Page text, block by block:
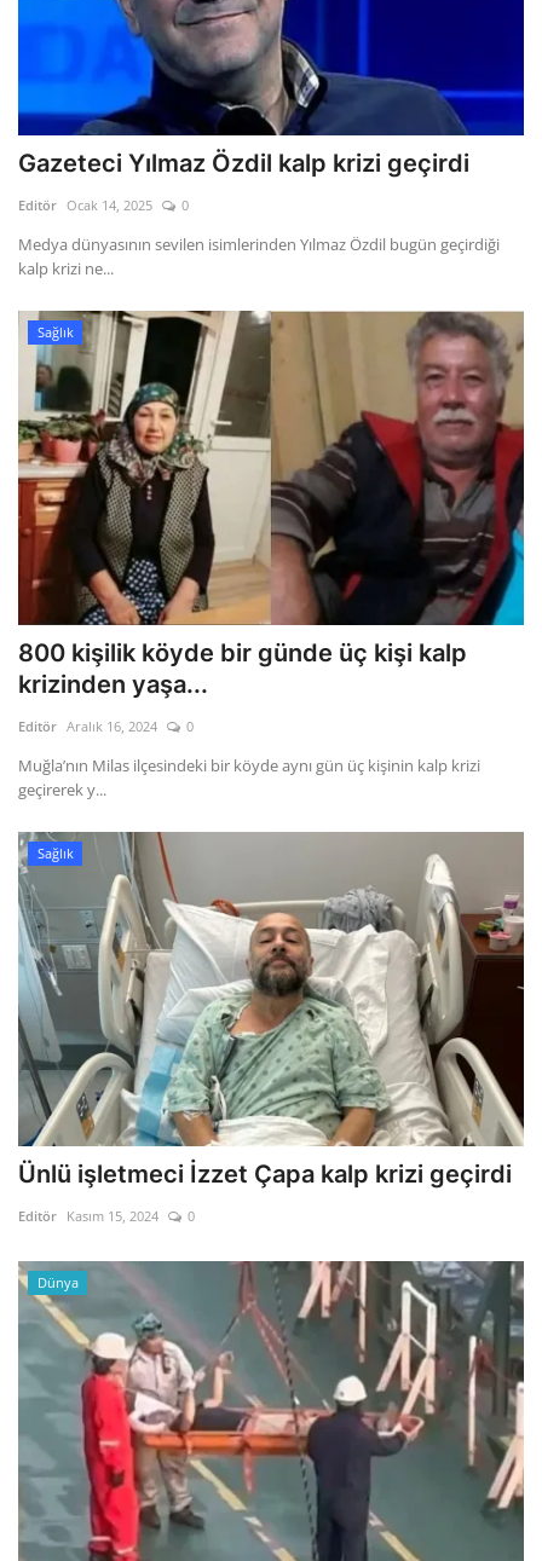
Gazeteci Yılmaz Özdil kalp krizi geçirdi
Editör Ocak 14, 2025 0
Medya dünyasının sevilen isimlerinden Yılmaz Özdil bugün geçirdiği
kalp krizi ne...
Sağlık
800 kişilik köyde bir günde üç kişi kalp
krizinden yaşa...
Editör Aralık 16, 2024 0
Muğla’nın Milas ilçesindeki bir köyde aynı gün üç kişinin kalp krizi
geçirerek y...
Sağlık
Ünlü işletmeci İzzet Çapa kalp krizi geçirdi
Editör Kasım 15, 2024 0
Dünya